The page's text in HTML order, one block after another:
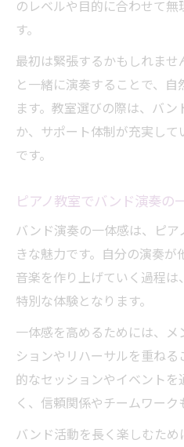
のレベルや目的に合わせて
す。
最初は緊張するかもしれま
と一緒に演奏することで、
ます。教室選びの際は、バ
か、サポート体制が充実し
です。
ピアノ教室でバンド演奏の
バンド演奏の一体感は、ピ
きな魅力です。自分の演奏
音楽を作り上げていく過程
特別な体験となります。
一体感を高めるためには、
ションやリハーサルを重ね
的なセッションやイベント
く、信頼関係やチームワーク
バンド活動を長く楽しむた